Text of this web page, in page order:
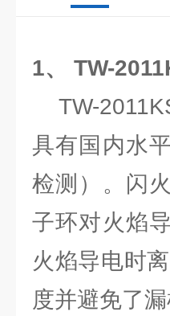
1、 TW-
TW-
具有国内水
检测）。闪
子环对火焰
火焰导电时
度并避免了